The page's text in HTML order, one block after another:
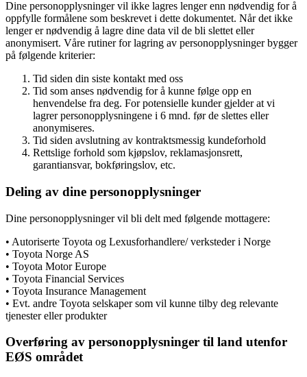
Dine personopplysninger vil ikke lagres lenger enn nødvendig for å
oppfylle formålene som beskrevet i dette dokumentet. Når det ikke
lenger er nødvendig å lagre dine data vil de bli slettet eller
anonymisert. Våre rutiner for lagring av personopplysninger bygger
på følgende kriterier:
Tid siden din siste kontakt med oss
Tid som anses nødvendig for å kunne følge opp en
henvendelse fra deg. For potensielle kunder gjelder at vi
lagrer personopplysningene i 6 mnd. før de slettes eller
anonymiseres.
Tid siden avslutning av kontraktsmessig kundeforhold
Rettslige forhold som kjøpslov, reklamasjonsrett,
garantiansvar, bokføringslov, etc.
Deling av dine personopplysninger
Dine personopplysninger vil bli delt med følgende mottagere:
• Autoriserte Toyota og Lexusforhandlere/ verksteder i Norge
• Toyota Norge AS
• Toyota Motor Europe
• Toyota Financial Services
• Toyota Insurance Management
• Evt. andre Toyota selskaper som vil kunne tilby deg relevante
tjenester eller produkter
Overføring av personopplysninger til land utenfor
EØS området